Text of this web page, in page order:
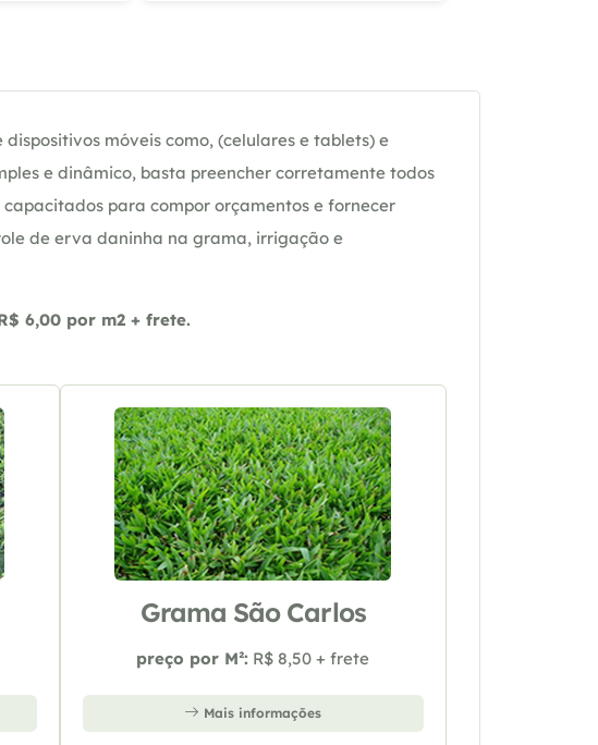
móveis como, (celulares e tablets) e
e dinâmico, basta preencher corretamente todos
para compor orçamentos e fornecer
de erva daninha na grama, irrigação e
6,00 por m2 + frete.
Grama São Carlos
preço por M²: R$ 8,50 + frete
Mais informações